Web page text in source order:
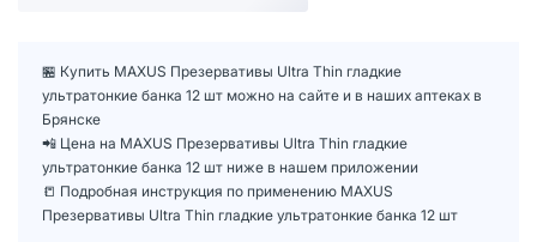
🏪 Купить MAXUS Презервативы Ultra Thin гладкие
ультратонкие банка 12 шт можно на сайте и в наших аптеках в
Брянске
📲 Цена на MAXUS Презервативы Ultra Thin гладкие
ультратонкие банка 12 шт ниже в нашем приложении
📒 Подробная инструкция по применению MAXUS
Презервативы Ultra Thin гладкие ультратонкие банка 12 шт